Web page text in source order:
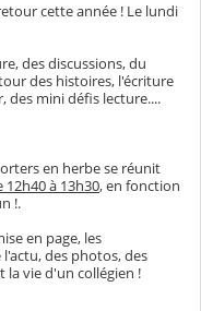
cette année ! Le lundi
des discussions, du
des histoires, l'écriture
des mini défis lecture....
en herbe se réunit
12h40 à 13h30, en fonction
!.
en page, les
des photos, des
la vie d'un collégien !